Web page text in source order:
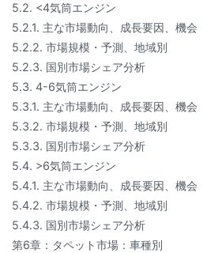
5.2. <4気筒エンジン
5.2.1. 主な市場動向、成長要因、機会
5.2.2. 市場規模・予測、地域別
5.2.3. 国別市場シェア分析
5.3. 4-6気筒エンジン
5.3.1. 主な市場動向、成長要因、機会
5.3.2. 市場規模・予測、地域別
5.3.3. 国別市場シェア分析
5.4. >6気筒エンジン
5.4.1. 主な市場動向、成長要因、機会
5.4.2. 市場規模・予測、地域別
5.4.3. 国別市場シェア分析
第6章：タペット市場：車種別